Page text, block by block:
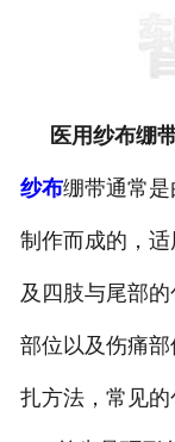
医用纱布绷
纱布绷带通常
制作而成的，
及四肢与尾部
部位以及伤痛
扎方法，常见的